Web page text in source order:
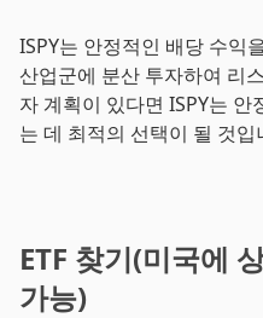
ISPY는 안정적인 배당 수익
산업군에 분산 투자하여 리
자 계획이 있다면 ISPY는
는 데 최적의 선택이 될 것입
ETF 찾기(미국에
가능)